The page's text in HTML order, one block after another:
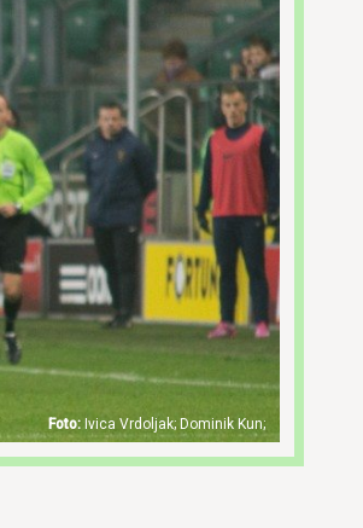
Ivica Vrdoljak; Dominik Kun;